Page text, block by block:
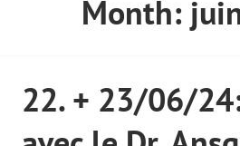
Month:
22. + 23/06/